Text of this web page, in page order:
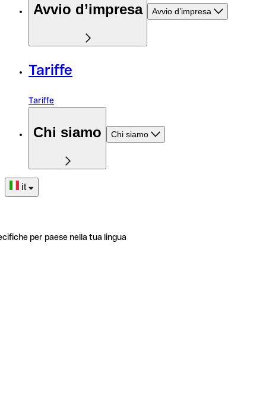
Avvio d’impresa Avvio d’impresa
Tariffe
Tariffe
Chi siamo Chi siamo
it
per paese nella tua lingua